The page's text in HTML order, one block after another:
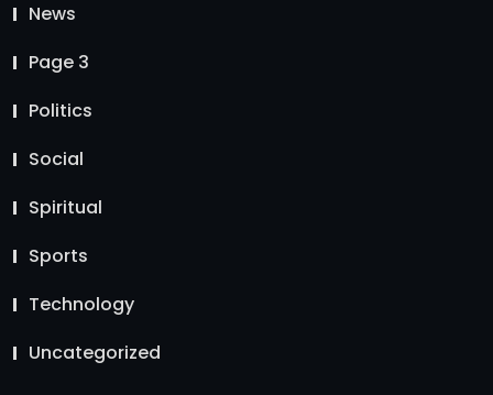
News
Page 3
Politics
Social
Spiritual
Sports
Technology
Uncategorized